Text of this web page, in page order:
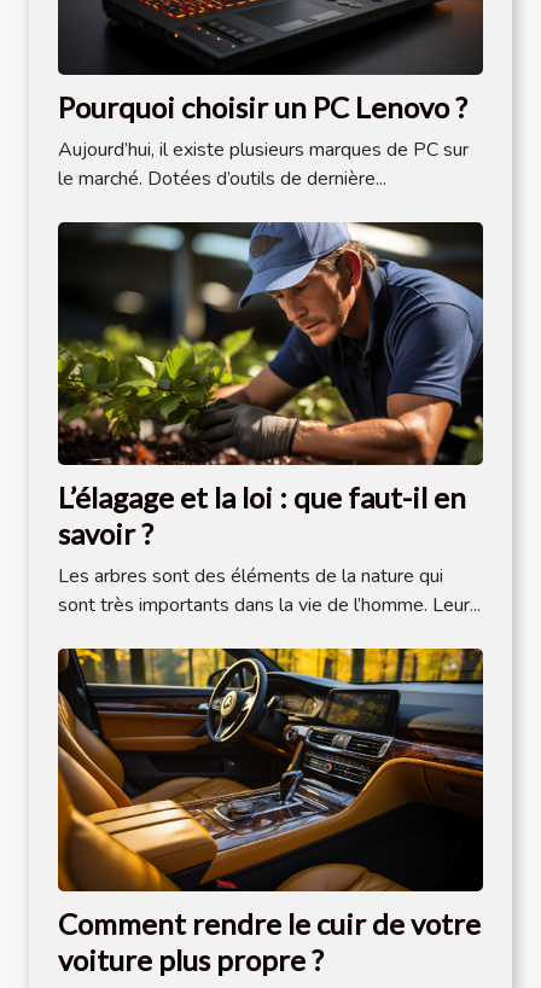
Pourquoi choisir un PC Lenovo ?
Aujourd’hui, il existe plusieurs marques de PC sur
le marché. Dotées d’outils de dernière...
L’élagage et la loi : que faut-il en
savoir ?
Les arbres sont des éléments de la nature qui
sont très importants dans la vie de l’homme. Leur...
Comment rendre le cuir de votre
voiture plus propre ?